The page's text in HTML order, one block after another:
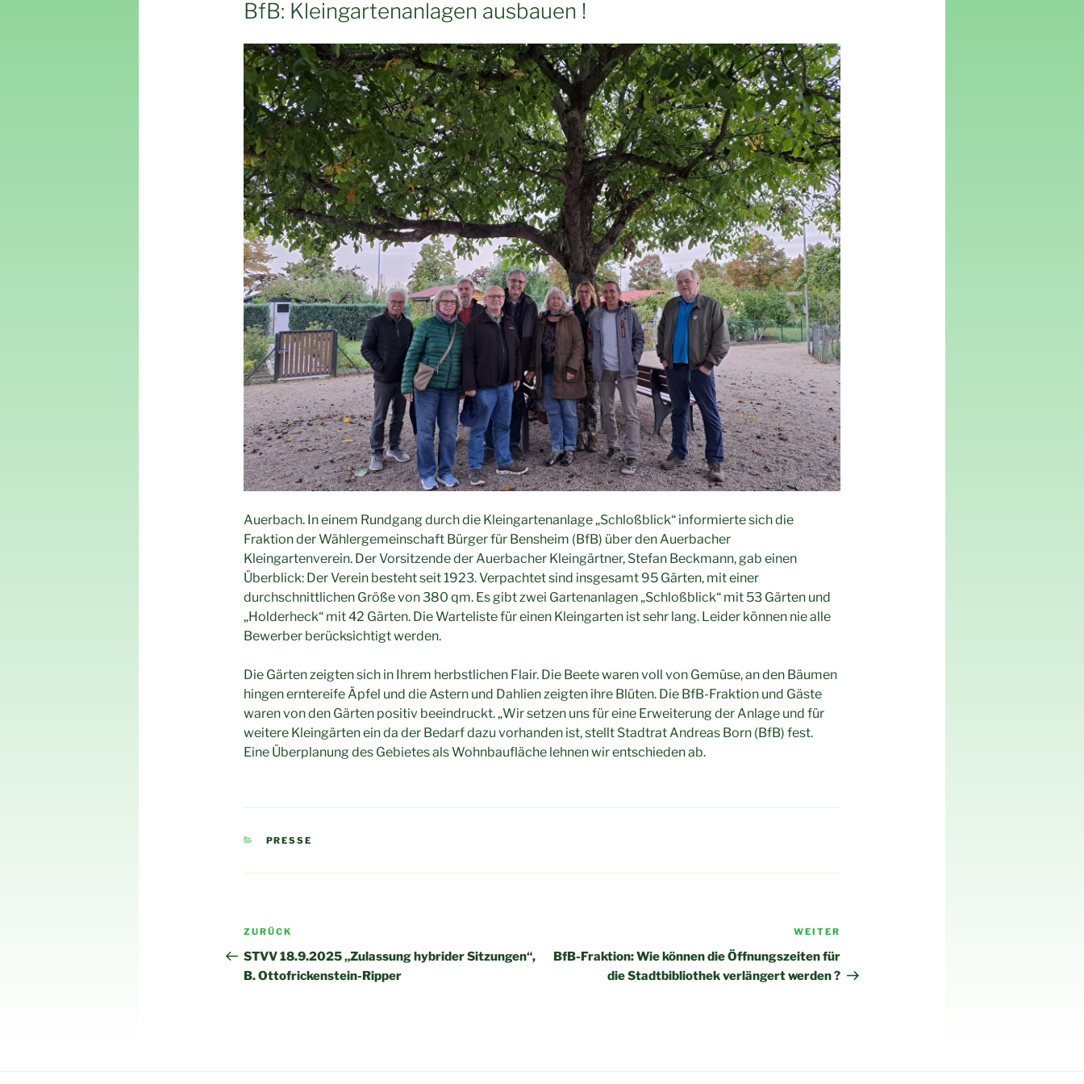
BfB: Kleingartenanlagen ausbauen !
Auerbach. In einem Rundgang durch die Kleingartenanlage „Schloßblick“ informierte sich die
Fraktion der Wählergemeinschaft Bürger für Bensheim (BfB) über den Auerbacher
Kleingartenverein. Der Vorsitzende der Auerbacher Kleingärtner, Stefan Beckmann, gab einen
Überblick: Der Verein besteht seit 1923. Verpachtet sind insgesamt 95 Gärten, mit einer
durchschnittlichen Größe von 380 qm. Es gibt zwei Gartenanlagen „Schloßblick“ mit 53 Gärten und
„Holderheck“ mit 42 Gärten. Die Warteliste für einen Kleingarten ist sehr lang. Leider können nie alle
Bewerber berücksichtigt werden.
Die Gärten zeigten sich in Ihrem herbstlichen Flair. Die Beete waren voll von Gemüse, an den Bäumen
hingen erntereife Äpfel und die Astern und Dahlien zeigten ihre Blüten. Die BfB-Fraktion und Gäste
waren von den Gärten positiv beeindruckt. „Wir setzen uns für eine Erweiterung der Anlage und für
weitere Kleingärten ein da der Bedarf dazu vorhanden ist, stellt Stadtrat Andreas Born (BfB) fest.
Eine Überplanung des Gebietes als Wohnbaufläche lehnen wir entschieden ab.
KATEGORIEN
PRESSE
Beitragsnavigation
Vorheriger
Beitrag
ZURÜCK
STVV 18.9.2025 „Zulassung hybrider Sitzungen“,
B. Ottofrickenstein-Ripper
Beitrag
WEITER
BfB-Fraktion: Wie können die Öffnungszeiten für
die Stadtbibliothek verlängert werden ?